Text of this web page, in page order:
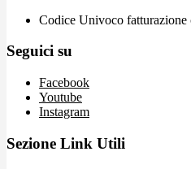
Codice Univoco fatturazione
Seguici su
Facebook
Youtube
Instagram
Sezione Link Utili